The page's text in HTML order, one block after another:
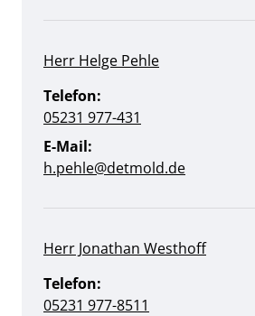
Herr Helge Pehle
Telefon:
05231 977-431
E-Mail:
h.pehle@detmold.de
Herr Jonathan Westhoff
Telefon:
05231 977-8511